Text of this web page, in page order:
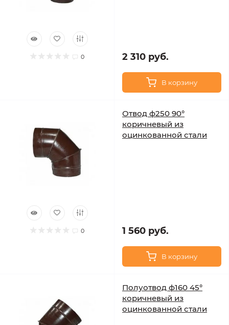
0 2 310 руб.
В корзину
0
Отвод ф250 90°
коричневый из
оцинкованной стали
1 560 руб.
В корзину
Полуотвод ф160 45°
коричневый из
оцинкованной стали